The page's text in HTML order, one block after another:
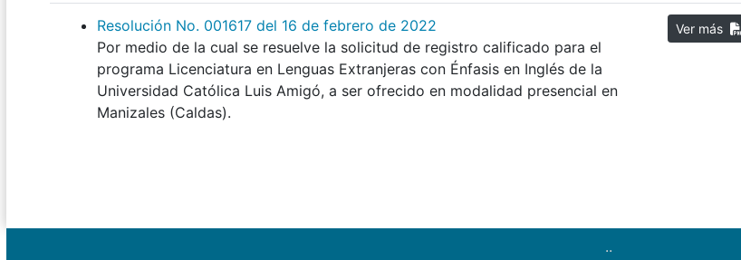
Resolución No. 001617 del 16 de febrero de 2022
Por medio de la cual se resuelve la solicitud de registro calificado para el
programa Licenciatura en Lenguas Extranjeras con Énfasis en Inglés de la
Universidad Católica Luis Amigó, a ser ofrecido en modalidad presencial en
Manizales (Caldas).
..